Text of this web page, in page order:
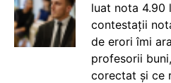
luat nota 4.90
contestații
de erori îmi
profesorii
corectat și ce